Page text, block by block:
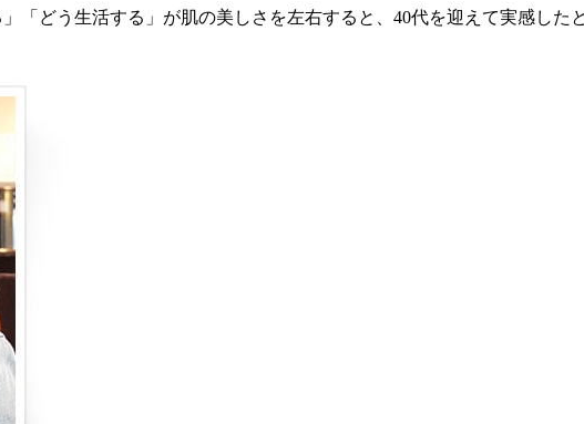
「どう生活する」が肌の美しさを左右すると、40代を迎えて実感した